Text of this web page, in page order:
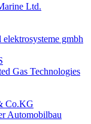
Ltd.
gmbh
Gas Technologies
Co.KG
Automobilbau